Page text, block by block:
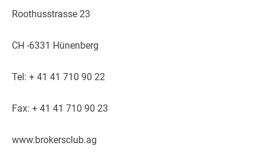
Roothusstrasse 23
CH -6331 Hünenberg
Tel: + 41 41 710 90 22
Fax: + 41 41 710 90 23
www.brokersclub.ag